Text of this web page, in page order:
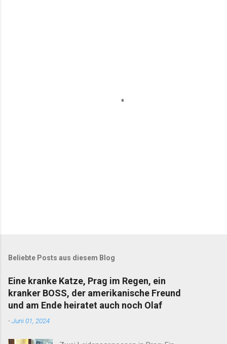
Beliebte Posts aus diesem Blog
Eine kranke Katze, Prag im Regen, ein
kranker BOSS, der amerikanische Freund
und am Ende heiratet auch noch Olaf
-Juni 01, 2024